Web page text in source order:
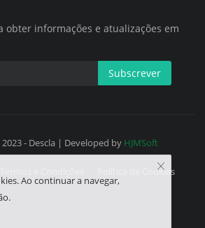
obter informações e atualizações em
Subscrever
- Descla | Developed by HJMSoft
Política de Cookies
Ao continuar a navegar,